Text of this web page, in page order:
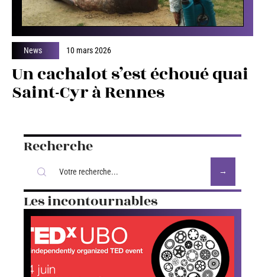
News 10 mars 2026
Un cachalot s’est échoué quai
Saint-Cyr à Rennes
Recherche
Les incontournables